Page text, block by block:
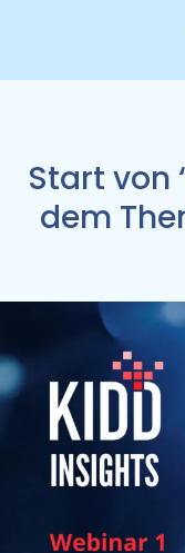
Nicht
Kontakt
Start von
dem